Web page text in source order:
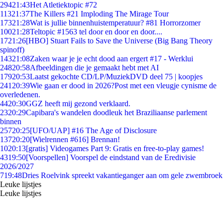
29421:43Het Atletiektopic #72
11321:37The Killers #21 Imploding The Mirage Tour
17321:28Wat is jullie binnenhuistemperatuur? #81 Horrorzomer
10021:28Teltopic #1563 tel door en door en door....
1721:26[HBO] Stuart Fails to Save the Universe (Big Bang Theory
spinoff)
14321:08Zaken waar je je echt dood aan ergert #17 - Werklui
24820:58Afbeeldingen die je gemaakt hebt met AI
17920:53Laatst gekochte CD/LP/MuziekDVD deel 75 | koopjes
241 20:39Wie gaan er dood in 2026?Post met een vleugje cynisme de
overledenen.
4420:30GGZ heeft mij gezond verklaard.
2320:29Capibara's wandelen doodleuk het Braziliaanse parlement
binnen
25720:25[UFO/UAP] #16 The Age of Disclosure
13720:20[Wielrennen #616] Brennan!
1020:13[gratis] Videogames Part 9: Gratis en free-to-play games!
4319:50[Voorspellen] Voorspel de eindstand van de Eredivisie
2026/2027
719:48Dries Roelvink spreekt vakantieganger aan om gele zwembroek
Leuke lijstjes
Leuke lijstjes